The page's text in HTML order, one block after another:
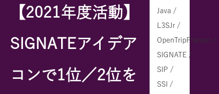
【2021年度活動】
SIGNATEアイデア
コンで1位／2位を
Java /
L3SJr /
OpenTripPlanner /
SIGNATE /
SIP /
SSI /